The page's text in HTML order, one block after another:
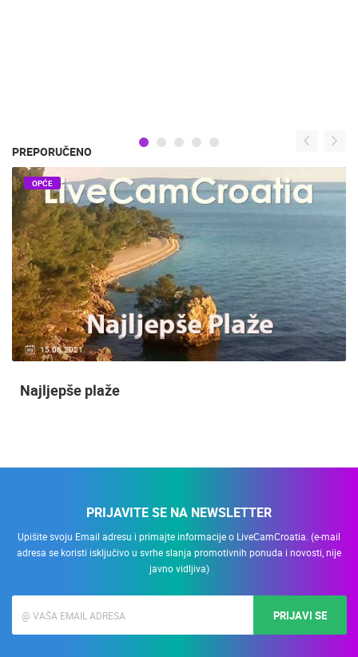
PREPORUČENO
20.01.2021. 3 KAMERA(E)
OPĆE
Nadzor kuće!
PRIJAVITE SE NA NEWSLETTER
Upišite svoju Email adresu i primajte informacije o LiveCamCroatia. (e-mail
adresa se koristi isključivo u svrhe slanja promotivnih ponuda i novosti, nije
javno vidljiva)
PRIJAVI SE